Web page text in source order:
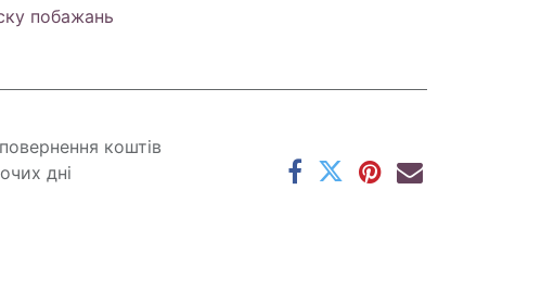
побажань
коштів
дні